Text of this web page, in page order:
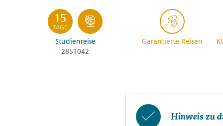
15
TAGE
Studienreise
285T042
Garantierte Reisen
Hinweis zu